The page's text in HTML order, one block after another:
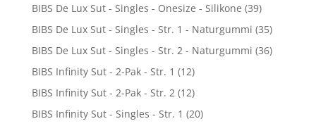
BIBS De Lux Sut - Singles - Onesize - Silikone (39)
BIBS De Lux Sut - Singles - Str. 1 - Naturgummi (35)
BIBS De Lux Sut - Singles - Str. 2 - Naturgummi (36)
BIBS Infinity Sut - 2-Pak - Str. 1 (12)
BIBS Infinity Sut - 2-Pak - Str. 2 (12)
BIBS Infinity Sut - Singles - Str. 1 (20)